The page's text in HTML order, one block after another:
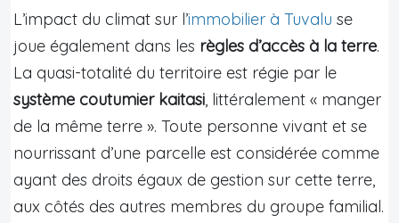
L’impact du climat sur l’immobilier à Tuvalu se
joue également dans les règles d’accès à la terre.
La quasi-totalité du territoire est régie par le
système coutumier kaitasi, littéralement « manger
de la même terre ». Toute personne vivant et se
nourrissant d’une parcelle est considérée comme
ayant des droits égaux de gestion sur cette terre,
aux côtés des autres membres du groupe familial.